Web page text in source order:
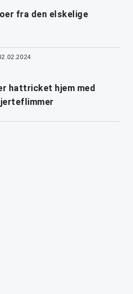
fra den elskelige
hattricket hjem med